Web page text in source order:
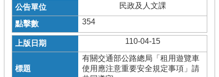
民政及人文課
354
110-04-15
有關交通部公路總局「租用遊覽車
使用應注意重要安全規定事項」請